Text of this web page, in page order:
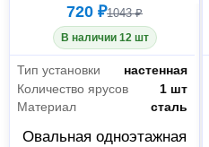
720 ₽1043 ₽
В наличии 12 шт
Тип установки
настенная
Количество ярусов
1 шт
Материал
сталь
Овальная одноэтажная